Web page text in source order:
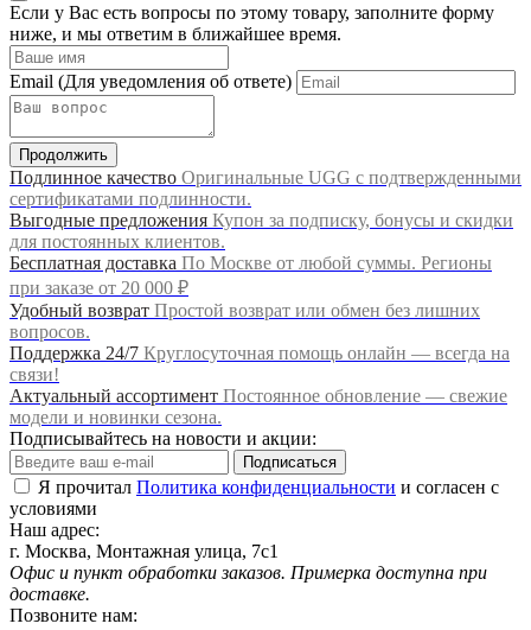
Если у Вас есть вопросы по этому товару, заполните форму
ниже, и мы ответим в ближайшее время.
Email (Для уведомления об ответе)
Продолжить
Подлинное качество Оригинальные UGG с подтвержденными
сертификатами подлинности.
Выгодные предложения Купон за подписку, бонусы и скидки
для постоянных клиентов.
Бесплатная доставка По Москве от любой суммы. Регионы
при заказе от 20 000 ₽
Удобный возврат Простой возврат или обмен без лишних
вопросов.
Поддержка 24/7 Круглосуточная помощь онлайн — всегда на
связи!
Актуальный ассортимент Постоянное обновление — свежие
модели и новинки сезона.
Подписывайтесь на новости и акции:
Подписаться
Я прочитал Политика конфиденциальности и согласен с
условиями
Наш адрес:
г. Москва, Монтажная улица, 7с1
Офис и пункт обработки заказов. Примерка доступна при
доставке.
Позвоните нам: